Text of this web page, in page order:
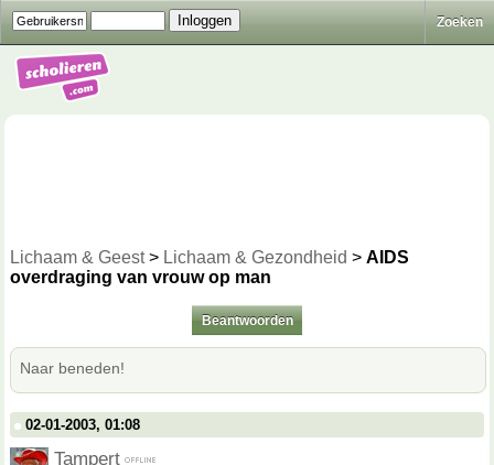
Zoeken
Lichaam & Geest> Lichaam & Gezondheid > AIDS
overdraging van vrouw op man
Beantwoorden
Naar beneden!
02-01-2003, 01:08
Tampert